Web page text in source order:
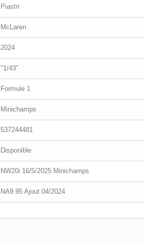
Piastri
McLaren
2024
"1/43"
Formule 1
Minichamps
537244481
Disponible
NW20i 16/5/2025 Minichamps
NA9.95 Ajout 04/2024